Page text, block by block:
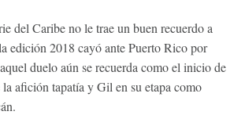
del Caribe no le trae un buen recuerdo a
edición 2018 cayó ante Puerto Rico por
duelo aún se recuerda como el inicio de
afición tapatía y Gil en su etapa como